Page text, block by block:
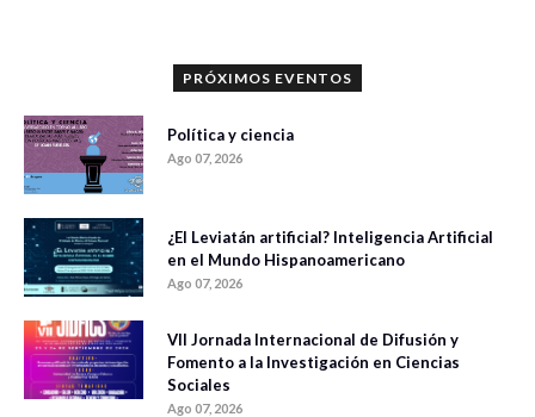
PRÓXIMOS EVENTOS
Política y ciencia
Ago 07, 2026
¿El Leviatán artificial? Inteligencia Artificial
en el Mundo Hispanoamericano
Ago 07, 2026
VII Jornada Internacional de Difusión y
Fomento a la Investigación en Ciencias
Sociales
Ago 07, 2026